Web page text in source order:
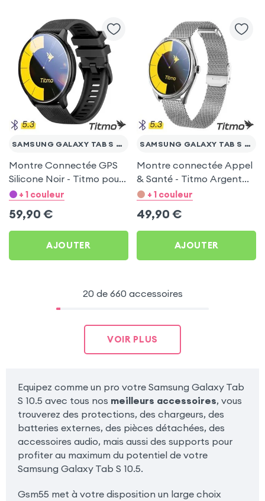
SAMSUNG GALAXY TAB S 10.5
Montre Connectée GPS
Silicone Noir - Titmo pour
Samsung Galaxy Tab S
+ 1 couleur
59,90 €
AJOUTER
SAMSUNG GALAXY TAB S 10.5
Montre connectée Appel
& Santé - Titmo Argent
pour Samsung Galaxy
+ 1 couleur
49,90 €
AJOUTER
20 de 660 accessoires
VOIR PLUS
Equipez comme un pro votre Samsung Galaxy Tab
S 10.5 avec tous nos meilleurs accessoires, vous
trouverez des protections, des chargeurs, des
batteries externes, des pièces détachées, des
accessoires audio, mais aussi des supports pour
profiter au maximum du potentiel de votre
Samsung Galaxy Tab S 10.5.
Gsm55 met à votre disposition un large choix